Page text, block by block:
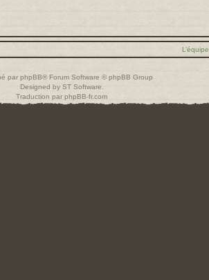
par phpBB® Forum Software © phpBB Group
Designed by ST Software
Traduction par phpBB-fr.com